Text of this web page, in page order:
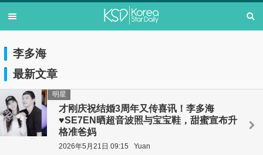
李多海
最新文章
才刚庆祝结婚3周年又传喜讯！李多海
♥SE7EN晒超音波照与宝宝鞋，甜蜜宣布升
格准爸妈
明星
2026年5月21日 09:15 Yuan